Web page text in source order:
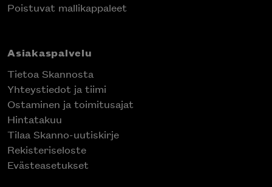
Poistuvat mallikappaleet
Asiakaspalvelu
Tietoa Skannosta
Yhteystiedot ja tiimi
Ostaminen ja toimitusajat
Hintatakuu
Tilaa Skanno-uutiskirje
Rekisteriseloste
Evästeasetukset